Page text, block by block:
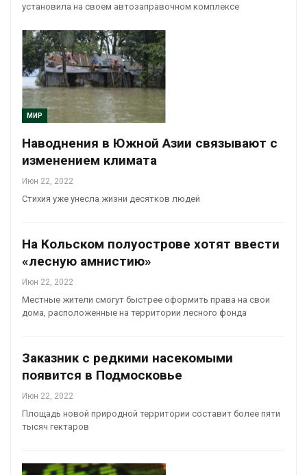
установила на своем автозаправочном комплексе
МИР
Наводнения в Южной Азии связывают с
изменением климата
Июн 22, 2022
Стихия уже унесла жизни десятков людей
На Кольском полуострове хотят ввести
«лесную амнистию»
Июн 22, 2022
Местные жители смогут быстрее оформить права на свои
дома, расположенные на территории лесного фонда
Заказник с редкими насекомыми
появится в Подмосковье
Июн 22, 2022
Площадь новой природной территории составит более пяти
тысяч гектаров